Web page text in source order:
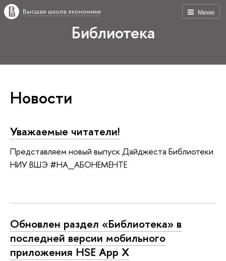
Меню
Высшая школа экономики
Библиотека
Новости
Уважаемые читатели!
Представляем новый выпуск Дайджеста Библиотеки
НИУ ВШЭ #НА_АБОНЕМЕНТЕ
Обновлен раздел «Библиотека» в
последней версии мобильного
приложения HSE App X